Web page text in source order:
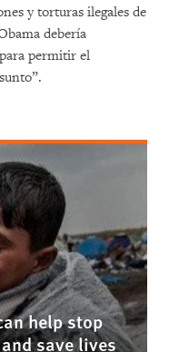
y torturas ilegales de
debería
permitir el
help stop
save lives